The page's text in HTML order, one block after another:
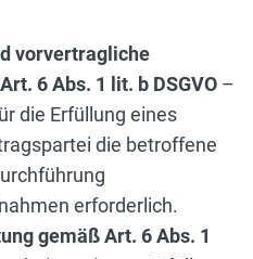
vorvertragliche
6 Abs. 1 lit. b DSGVO –
die Erfüllung eines
die betroffene
erforderlich.
gemäß Art. 6 Abs. 1